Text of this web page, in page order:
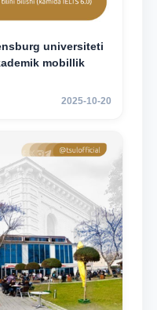
universiteti
mobillik
2025-10-20